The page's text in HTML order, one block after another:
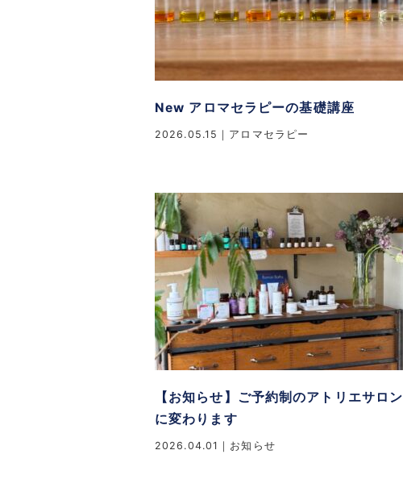
New アロマセラピーの基礎講座
2026.05.15 アロマセラピー
【お知らせ】ご予約制のアトリエサロン
に変わります
2026.04.01 お知らせ